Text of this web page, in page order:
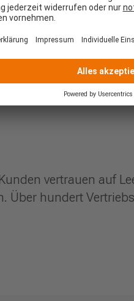
vertrauen auf
Über hundert